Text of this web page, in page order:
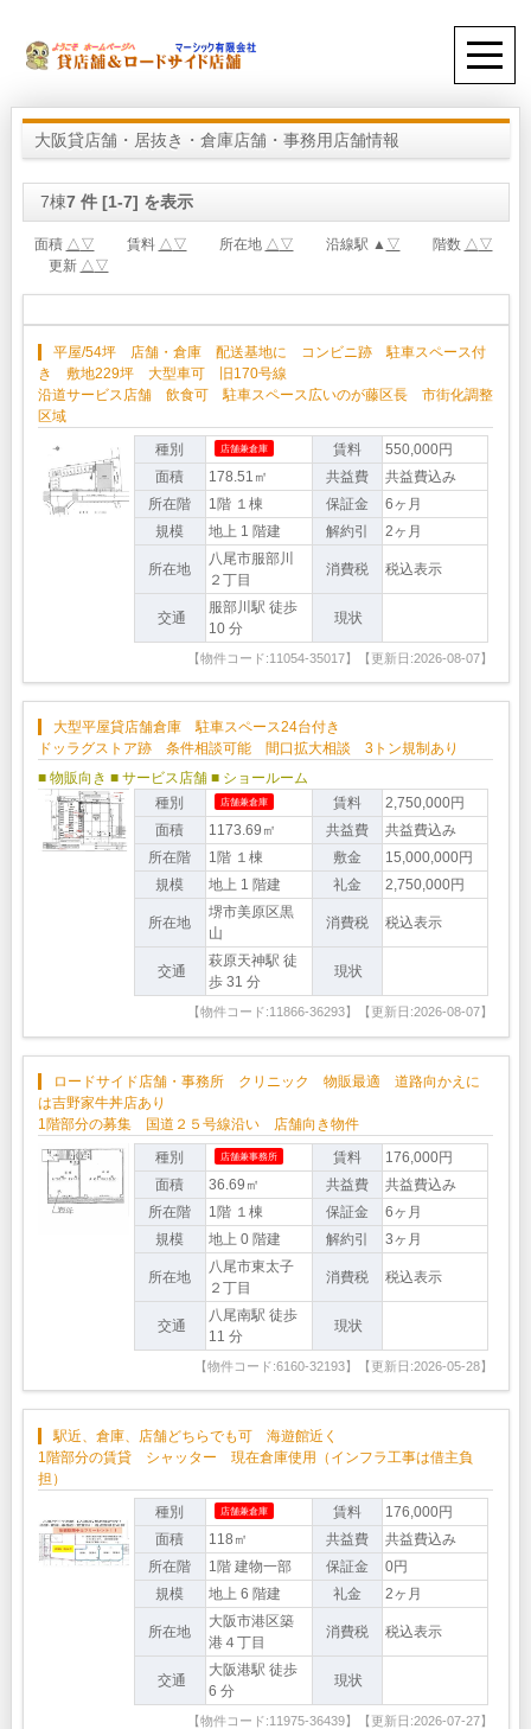
大阪貸店舗・居抜き・倉庫店舗・事務用店舗情報
7棟7 件 [1-7] を表示
面積 △ ▽ 賃料 △ ▽ 所在地 △ ▽ 沿線駅 ▲ ▽ 階数 △ ▽
更新 △ ▽
平屋/54坪 店舗・倉庫 配送基地に コンビニ跡 駐車スペース付
き 敷地229坪 大型車可 旧170号線
沿道サービス店舗 飲食可 駐車スペース広いのが藤区長 市街化調整
区域
種別
店舗兼倉庫 賃料
550,000円
面積
178.51㎡ 共益費
共益費込み
所在階
1階 １棟 保証金
6ヶ月
規模
地上 1 階建 解約引 2ヶ月
所在地
八尾市服部川
２丁目
消費税 税込表示
交通
服部川駅 徒歩
10 分
現状
【物件コード:11054-35017】【更新日:2026-08-07】
大型平屋貸店舗倉庫 駐車スペース24台付き
ドッラグストア跡 条件相談可能 間口拡大相談 3トン規制あり
■ 物販向き ■ サービス店舗 ■ ショールーム
種別
店舗兼倉庫 賃料
2,750,000円
面積
1173.69㎡ 共益費
共益費込み
所在階
1階 １棟 敷金
15,000,000円
規模
地上 1 階建 礼金 2,750,000円
所在地
堺市美原区黒
山
消費税 税込表示
交通
萩原天神駅 徒
歩 31 分
現状
【物件コード:11866-36293】【更新日:2026-08-07】
ロードサイド店舗・事務所 クリニック 物販最適 道路向かえに
は吉野家牛丼店あり
1階部分の募集 国道２５号線沿い 店舗向き物件
種別
店舗兼事務所 賃料
176,000円
面積
36.69㎡ 共益費
共益費込み
所在階
1階 １棟 保証金
6ヶ月
規模
地上 0 階建 解約引 3ヶ月
所在地
八尾市東太子
２丁目
消費税 税込表示
交通
八尾南駅 徒歩
11 分
現状
【物件コード:6160-32193】【更新日:2026-05-28】
駅近、倉庫、店舗どちらでも可 海遊館近く
1階部分の賃貸 シャッター 現在倉庫使用（インフラ工事は借主負
担）
種別
店舗兼倉庫 賃料
176,000円
面積
118㎡ 共益費
共益費込み
所在階
1階 建物一部 保証金
0円
規模
地上 6 階建 礼金 2ヶ月
所在地
大阪市港区築
港４丁目
消費税 税込表示
交通
大阪港駅 徒歩
6 分
現状
【物件コード:11975-36439】【更新日:2026-07-27】